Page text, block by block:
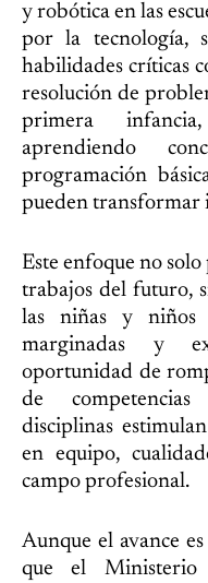
y robótica en las
por la tecnología,
habilidades críticas
resolución de
primera
aprendiendo
programación
pueden transformar
Este enfoque no
trabajos del futuro,
las niñas y niños
marginadas y
oportunidad de
de
disciplinas
en equipo,
campo profesional.
Aunque el avance
que el Ministerio